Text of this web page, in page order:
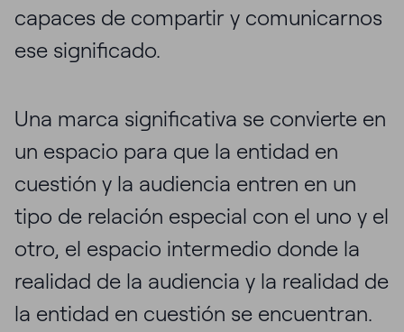
capaces de compartir y comunicarnos
ese significado.
Una marca significativa se convierte en
un espacio para que la entidad en
cuestión y la audiencia entren en un
tipo de relación especial con el uno y el
otro, el espacio intermedio donde la
realidad de la audiencia y la realidad de
la entidad en cuestión se encuentran.